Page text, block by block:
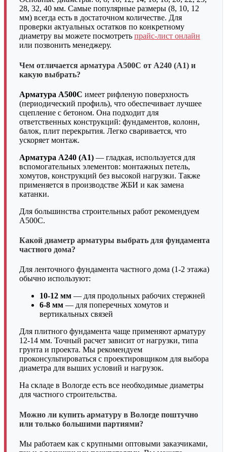
28, 32, 40 мм. Самые популярные размеры (8, 10, 12
мм) всегда есть в достаточном количестве. Для
проверки актуальных остатков по конкретному
диаметру вы можете посмотреть прайс-лист онлайн
или позвонить менеджеру.
Чем отличается арматура А500С от А240 (А1) и
какую выбрать?
Арматура А500С имеет рифленую поверхность
(периодический профиль), что обеспечивает лучшее
сцепление с бетоном. Она подходит для
ответственных конструкций: фундаментов, колонн,
балок, плит перекрытия. Легко сваривается, что
ускоряет монтаж.
Арматура А240 (А1) — гладкая, используется для
вспомогательных элементов: монтажных петель,
хомутов, конструкций без высокой нагрузки. Также
применяется в производстве ЖБИ и как замена
катанки.
Для большинства строительных работ рекомендуем
А500С.
Какой диаметр арматуры выбрать для фундамента
частного дома?
Для ленточного фундамента частного дома (1-2 этажа)
обычно используют:
10-12 мм — для продольных рабочих стержней
6-8 мм — для поперечных хомутов и
вертикальных связей
Для плитного фундамента чаще применяют арматуру
12-14 мм. Точный расчет зависит от нагрузки, типа
грунта и проекта. Мы рекомендуем
проконсультироваться с проектировщиком для выбора
диаметра для выших условий и нагрузок.
На складе в Вологде есть все необходимые диаметры
для частного строительства.
Можно ли купить арматуру в Вологде поштучно
или только большими партиями?
Мы работаем как с крупными оптовыми заказчиками,